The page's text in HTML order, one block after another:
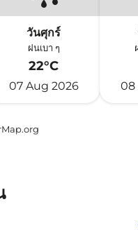
วันศุกร์
ฝนเบา ๆ
22°C
07 Aug 2026 08